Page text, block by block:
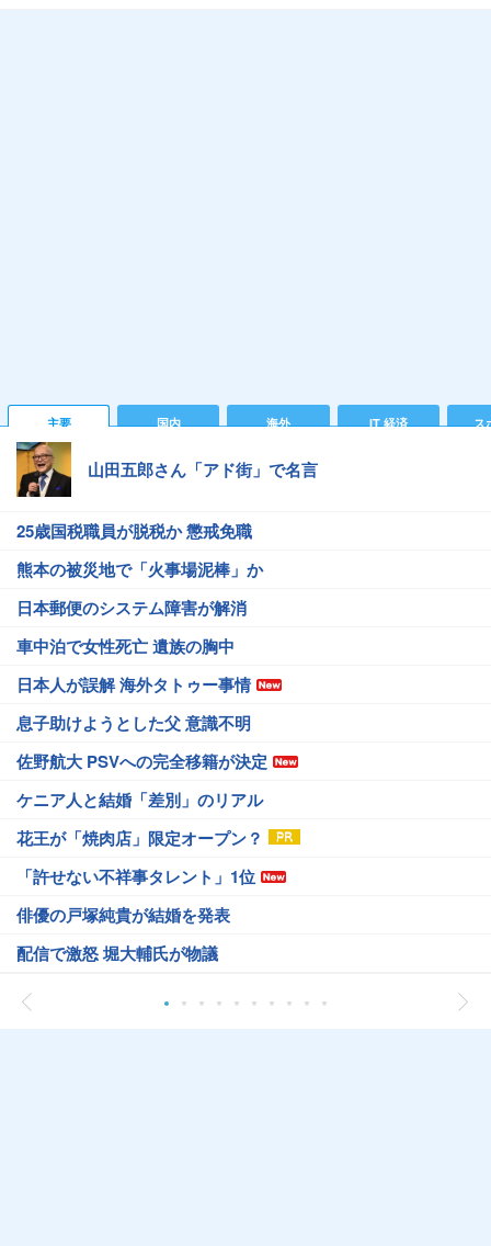
主要 国内 海外 IT 経済 ス
山田五郎さん「アド街」で名言
25歳国税職員が脱税か 懲戒免職
熊本の被災地で「火事場泥棒」か
日本郵便のシステム障害が解消
車中泊で女性死亡 遺族の胸中
日本人が誤解 海外タトゥー事情
息子助けようとした父 意識不明
佐野航大 PSVへの完全移籍が決定
ケニア人と結婚「差別」のリアル
花王が「焼肉店」限定オープン？
「許せない不祥事タレント」1位
俳優の戸塚純貴が結婚を発表
配信で激怒 堀大輔氏が物議